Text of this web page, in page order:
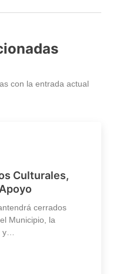
con la entrada actual
Culturales,
cerrados
Municipio, la